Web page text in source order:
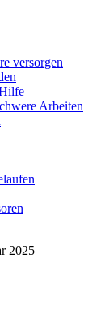
versorgen
Arbeiten
2025